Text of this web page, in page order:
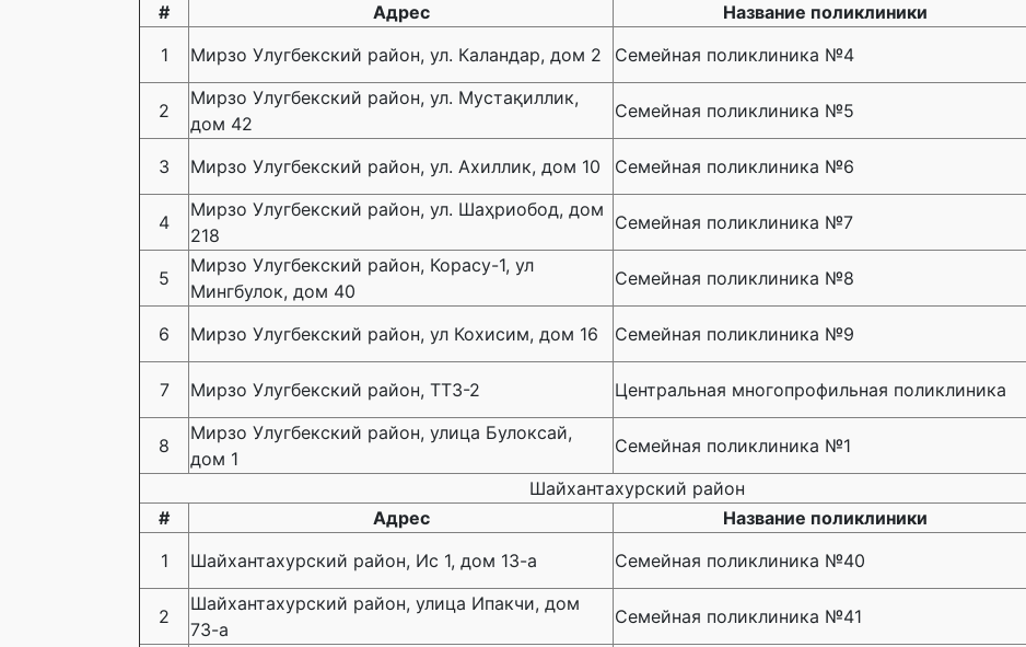
#
Адрес Название поликлиники
1
Мирзо Улугбекский район, ул. Каландар, дом 2 Семейная поликлиника №4
2
Мирзо Улугбекский район, ул. Мустақиллик,
дом 42
Семейная поликлиника №5
3
Мирзо Улугбекский район, ул. Ахиллик, дом 10 Семейная поликлиника №6
4
Мирзо Улугбекский район, ул. Шаҳриобод, дом
218
Семейная поликлиника №7
5
Мирзо Улугбекский район, Корасу-1, ул
Мингбулок, дом 40
Семейная поликлиника №8
6
Мирзо Улугбекский район, ул Кохисим, дом 16 Семейная поликлиника №9
7
Мирзо Улугбекский район, ТТЗ-2 Центральная многопрофильная поликлиника
8
Мирзо Улугбекский район, улица Булоксай,
дом 1
Семейная поликлиника №1
Шайхантахурский район
#
Адрес Название поликлиники
1
Шайхантахурский район, Ис 1, дом 13-а Семейная поликлиника №40
2
Шайхантахурский район, улица Ипакчи, дом
73-а
Семейная поликлиника №41